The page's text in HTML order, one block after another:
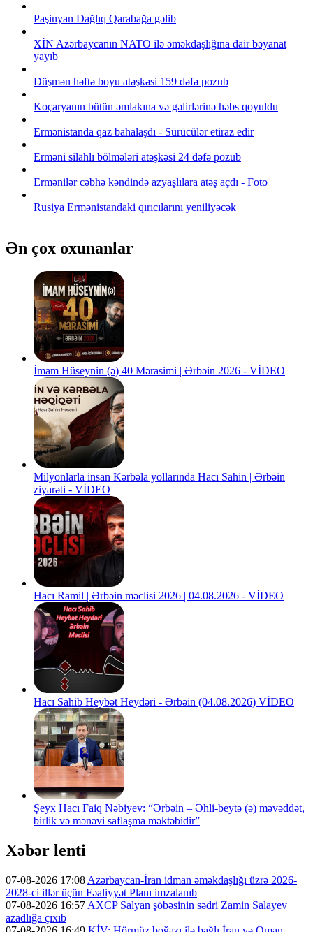
Paşinyan Dağlıq Qarabağa gəlib
XİN Azərbaycanın NATO ilə əməkdaşlığına dair bəyanat
yayıb
Düşmən həftə boyu atəşkəsi 159 dəfə pozub
Koçaryanın bütün əmlakına və gəlirlərinə həbs qoyuldu
Ermənistanda qaz bahalaşdı - Sürücülər etiraz edir
Erməni silahlı bölmələri atəşkəsi 24 dəfə pozub
Ermənilər cəbhə kəndində azyaşlılara atəş açdı - Foto
Rusiya Ermənistandaki qırıcılarını yeniliyəcək
Ən çox oxunanlar
İmam Hüseynin (ə) 40 Mərasimi | Ərbəin 2026 - VİDEO
Milyonlarla insan Kərbəla yollarında Hacı Sahin | Ərbəin
ziyarəti - VİDEO
Hacı Ramil | Ərbəin məclisi 2026 | 04.08.2026 - VİDEO
Hacı Sahib Heybət Heydəri - Ərbəin (04.08.2026) VİDEO
Şeyx Hacı Faiq Nəbiyev: “Ərbəin – Əhli-beytə (ə) məvəddət,
birlik və mənəvi saflaşma məktəbidir”
Xəbər lenti
07-08-2026 17:08 Azərbaycan-İran idman əməkdaşlığı üzrə 2026-
2028-ci illər üçün Fəaliyyət Planı imzalanıb
07-08-2026 16:57 AXCP Salyan şöbəsinin sədri Zamin Salayev
azadlığa çıxıb